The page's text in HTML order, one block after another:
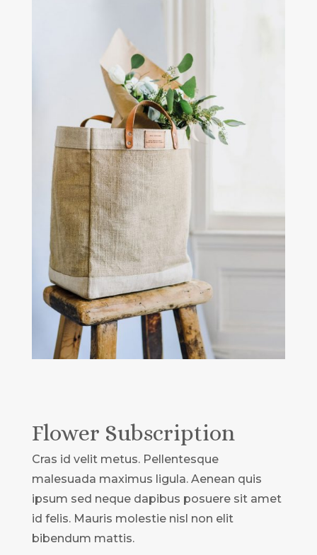
Flower Subscription
Cras id velit metus. Pellentesque
malesuada maximus ligula. Aenean quis
ipsum sed neque dapibus posuere sit amet
id felis. Mauris molestie nisl non elit
bibendum mattis.